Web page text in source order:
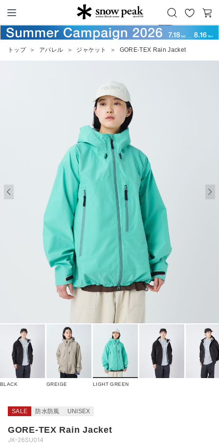
Snow Peak
お
気
カ
ー
トップ ＞ アパレル ＞ ジャケット ＞ GORE-TEX Rain Jacket
BLACK GREIGE LIGHT GREEN
SALE 防水防風 UNISEX
GORE-TEX Rain Jacket
JK-26SU014